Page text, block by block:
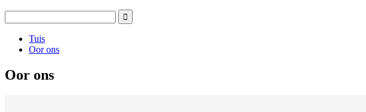
Tuis
Oor ons
Oor ons